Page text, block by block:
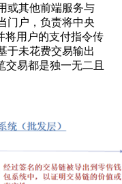
或其他前端服务与
门户，负责将中央
将用户的支付指令传
于未花费交易输出
交易都是独一无二且